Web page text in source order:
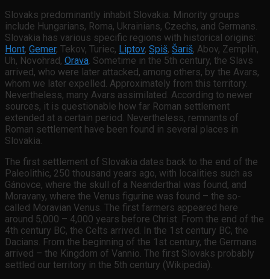
Slovaks predominantly inhabit Slovakia. Minority groups
include Hungarians, Roma, Ukrainians, Czechs, and Germans.
Slovakia has various specific regions with historical origins:
Hont, Gemer, Tekov, Turiec, Liptov, Spiš, Šariš, Abov, Zemplín,
Uh, Novohrad, Orava . Sometime in the 5th century, the Slavs
arrived, who were later attacked, among others, by the Avars,
whom we later expelled. Approximately from this territory.
Nevertheless, many Avars assimilated. According to newer
sources, it is questionable how far Roman settlement
extended at a certain period. Nevertheless, remnants of
Roman settlement have been found in several places in
Slovakia.
The first settlement of Slovakia dates back to the end of the
Paleolithic, 250 thousand years ago, with localities such as
Gánovce, where the skull of a Neanderthal was found, and
Moravany, where the Venus figurine was found – the so-
called Moravian Venus. The first farmers appeared here
around 5,000 – 4,000 years before Christ. From the end of the
4th century BC, the Celts arrived. In the 1st century BC, the
Dacians. From the beginning of the 1st century, the Germans
arrived – the Kingdom of Vannio. The first Slovaks probably
settled our territory in the 5th century (Wikipedia).